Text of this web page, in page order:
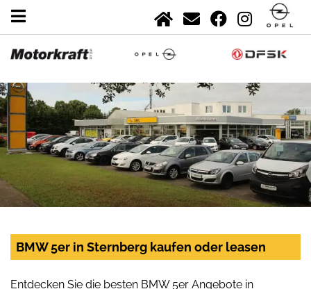
BMW 5er in Sternberg kaufen oder leasen
Entdecken Sie die besten BMW 5er Angebote in